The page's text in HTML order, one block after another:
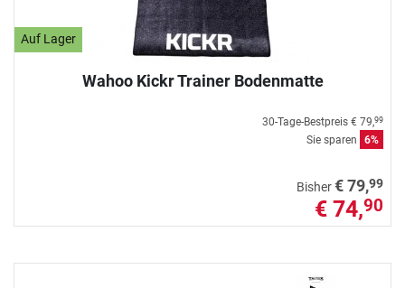
Auf Lager
Wahoo Kickr Trainer Bodenmatte
30-Tage-Bestpreis € 79,99
Sie sparen 6%
Bisher€ 79,99
€ 74,90